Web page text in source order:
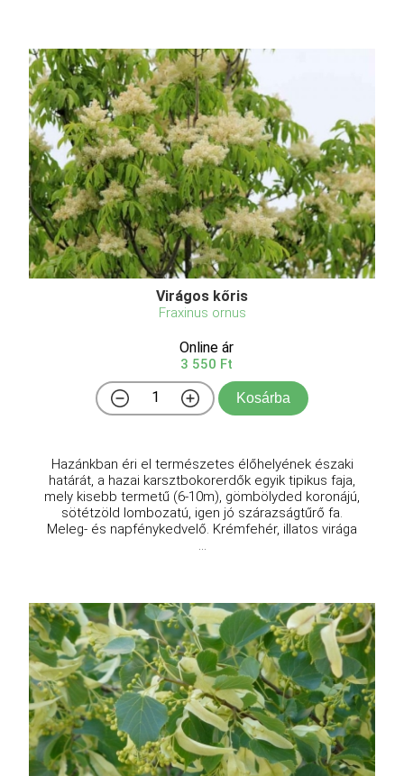
Virágos kőris
Fraxinus ornus
Online ár
3 550 Ft
Kosárba
Hazánkban éri el természetes élőhelyének északi
határát, a hazai karsztbokorerdők egyik tipikus faja,
mely kisebb termetű (6-10m), gömbölyded koronájú,
sötétzöld lombozatú, igen jó szárazságtűrő fa.
Meleg- és napfénykedvelő. Krémfehér, illatos virága
...